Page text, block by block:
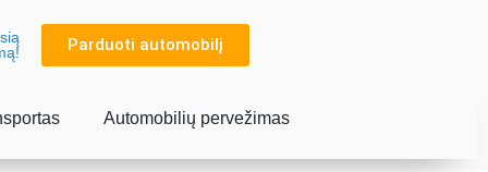
Parduoti automobilį
Automobilių pervežimas